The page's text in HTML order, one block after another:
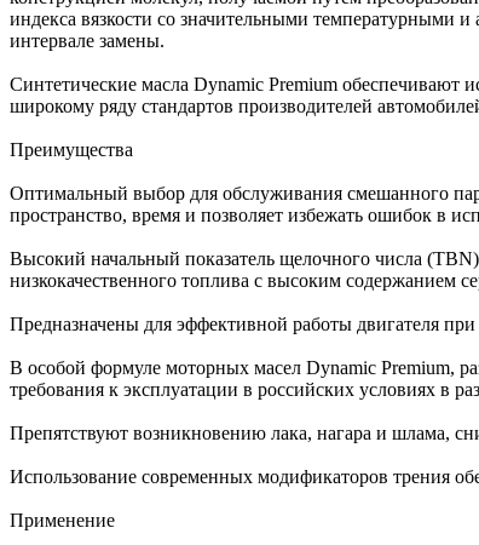
индекса вязкости со значительными температурными
интервале замены.
Синтетические масла Dynamic Premium обеспечивают
широкому ряду стандартов производителей
Преимущества
Оптимальный выбор для обслуживания смешанного
пространство, время и позволяет избежать ошибок в
Высокий начальный показатель щелочного числа
низкокачественного топлива с высоким содержанием
Предназначены для эффективной работы двигателя
В особой формуле моторных масел Dynamic Premium,
требования к эксплуатации в российских условиях в
Препятствуют возникновению лака, нагара и шлама,
Использование современных модификаторов трения
Применение